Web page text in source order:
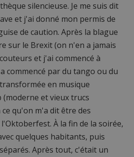
silencieuse. Je me suis dit
et j'ai donné mon permis de
de caution. Après la blague
sur le Brexit (on n'en a jamais
et j'ai commencé à
commencé par du tango ou du
en musique
et vieux trucs
qu'on m'a dit être des
À la fin de la soirée,
quelques habitants, puis
Après tout, c'était un